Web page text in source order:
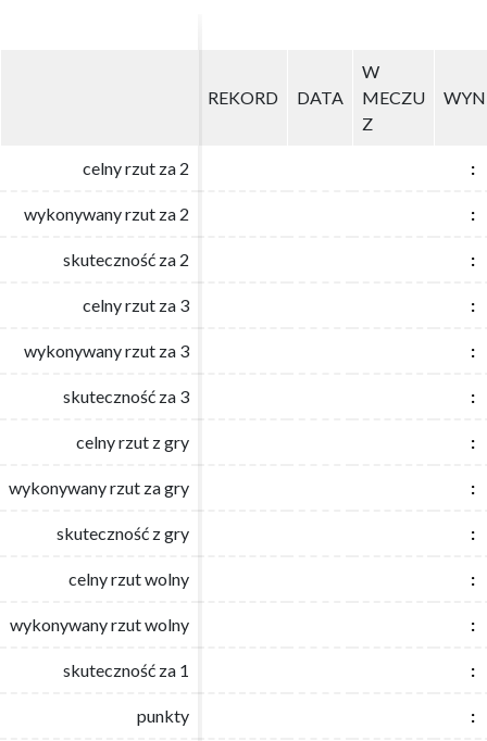
REKORD DATA
W
MECZU
Z
celny rzut za 2 :
wykonywany rzut za 2 :
skuteczność za 2 :
celny rzut za 3 :
wykonywany rzut za 3 :
skuteczność za 3 :
celny rzut z gry :
wykonywany rzut za gry :
skuteczność z gry :
celny rzut wolny :
wykonywany rzut wolny :
skuteczność za 1 :
punkty :
REKORD DATA
W
MECZU
Z
celny rzut za 2 :
wykonywany rzut za 2 :
skuteczność za 2 :
celny rzut za 3 :
wykonywany rzut za 3 :
skuteczność za 3 :
celny rzut z gry :
wykonywany rzut za gry :
skuteczność z gry :
celny rzut wolny :
wykonywany rzut wolny :
skuteczność za 1 :
punkty :